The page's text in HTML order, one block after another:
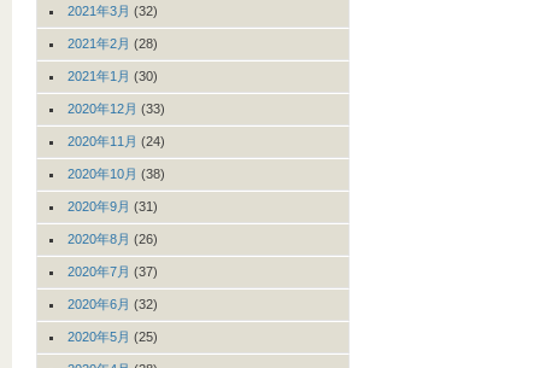
2021年3月 (32)
2021年2月 (28)
2021年1月 (30)
2020年12月 (33)
2020年11月 (24)
2020年10月 (38)
2020年9月 (31)
2020年8月 (26)
2020年7月 (37)
2020年6月 (32)
2020年5月 (25)